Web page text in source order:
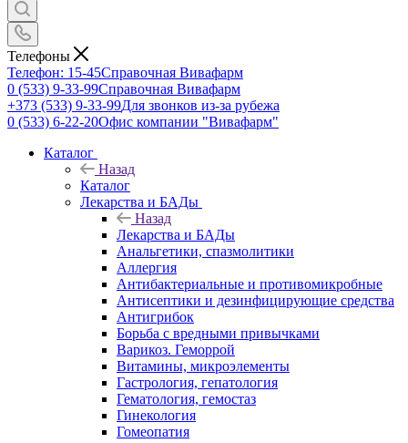
Телефоны
Телефон: 15-45Справочная Вивафарм
0 (533) 9-33-99Справочная Вивафарм
+373 (533) 9-33-99Для звонков из-за рубежа
0 (533) 6-22-20Офис компании "Вивафарм"
Каталог
Назад
Каталог
Лекарства и БАДы
Назад
Лекарства и БАДы
Анальгетики, спазмолитики
Аллергия
Антибактериальные и противомикробные
Антисептики и дезинфицирующие средства
Антигрибок
Борьба с вредными привычками
Варикоз. Геморрой
Витамины, микроэлементы
Гастрология, гепатология
Гематология, гемостаз
Гинекология
Гомеопатия